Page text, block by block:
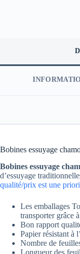
Bobines essuyage
Bobines essuyage
d’essuyage
qualité/prix est une
Les emballages
transporter grâce
Bon rapport
Papier résistant à
Nombre de
Longueur des